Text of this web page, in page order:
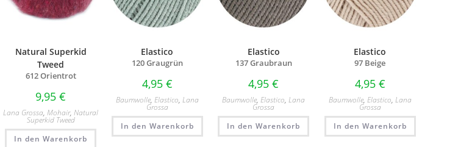
Natural Superkid
Tweed
612 Orientrot
9,95€
Lana Grossa,Mohair,Natural
Superkid Tweed
In den Warenkorb
Elastico
120 Graugrün
4,95 €
Baumwolle, Elastico, Lana
Grossa
In den Warenkorb
Elastico
137 Graubraun
4,95€
Baumwolle,Elastico,Lana
Grossa
In den Warenkorb
Elastico
97 Beige
4,95 €
Baumwolle, Elastico, Lana
Grossa
In den Warenkorb